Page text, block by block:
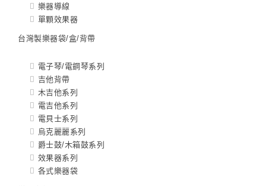
樂器導線
單顆效果器
台灣製樂器袋/盒/背帶
電子琴/電鋼琴系列
吉他背帶
木吉他系列
電吉他系列
電貝士系列
烏克麗麗系列
爵士鼓/木箱鼓系列
效果器系列
各式樂器袋